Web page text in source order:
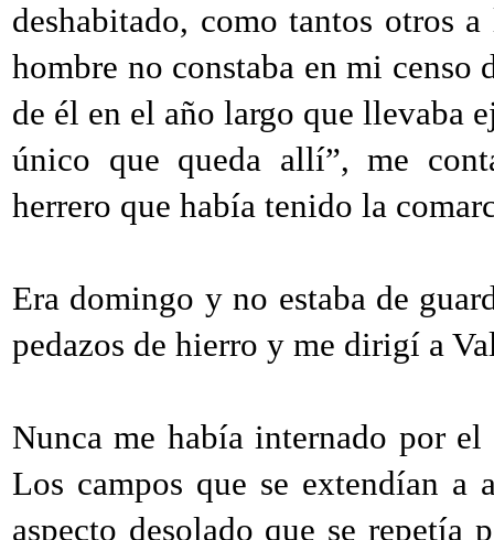
deshabitado, como tantos otros
hombre no constaba en mi
de él en el año largo que llevaba
único que queda allí”, me
herrero que había tenido la
Era domingo y no estaba de
pedazos de hierro y me dirigí a
Nunca me había internado por
Los campos que se extendían
aspecto desolado que se